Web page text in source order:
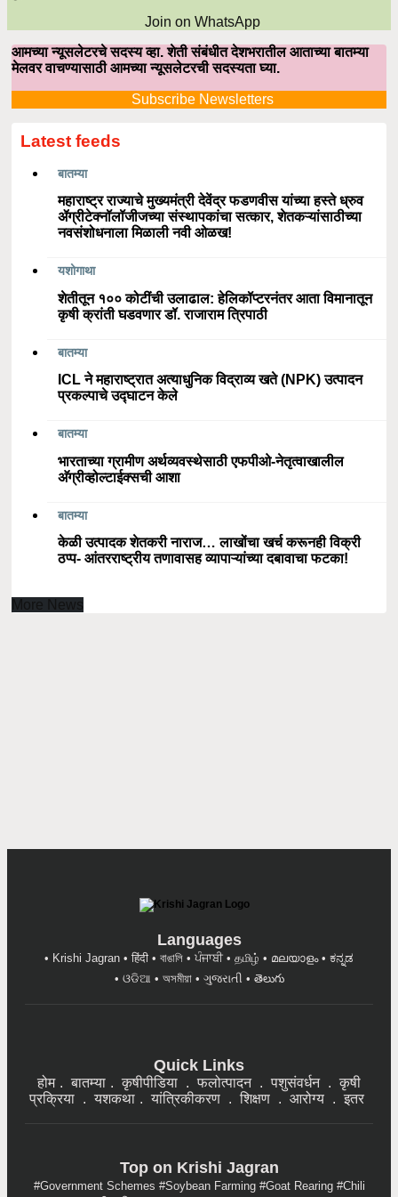
Join on WhatsApp
आमच्या न्यूसलेटरचे सदस्य व्हा. शेती संबंधीत देशभरातील आताच्या बातम्या
मेलवर वाचण्यासाठी आमच्या न्यूसलेटरची सदस्यता घ्या.
Subscribe Newsletters
Latest feeds
बातम्या
महाराष्ट्र राज्याचे मुख्यमंत्री देवेंद्र फडणवीस यांच्या हस्ते ध्रुव
ॲग्रीटेक्नॉलॉजीजच्या संस्थापकांचा सत्कार, शेतकऱ्यांसाठीच्या
नवसंशोधनाला मिळाली नवी ओळख!
यशोगाथा
शेतीतून १०० कोटींची उलाढाल: हेलिकॉप्टरनंतर आता विमानातून
कृषी क्रांती घडवणार डॉ. राजाराम त्रिपाठी
बातम्या
ICL ने महाराष्ट्रात अत्याधुनिक विद्राव्य खते (NPK) उत्पादन
प्रकल्पाचे उद्घाटन केले
बातम्या
भारताच्या ग्रामीण अर्थव्यवस्थेसाठी एफपीओ-नेतृत्वाखालील
अ‍ॅग्रीव्होल्टाईक्सची आशा
बातम्या
केळी उत्पादक शेतकरी नाराज… लाखोंचा खर्च करूनही विक्री
ठप्प- आंतरराष्ट्रीय तणावासह व्यापाऱ्यांच्या दबावाचा फटका!
More News
Languages
Krishi Jagran हिंदी বাঙালি ਪੰਜਾਬੀ தமிழ் മലയാളം
ಕನ್ನಡ
ଓଡିଆ
অসমীয়া ગુજરાતી తెలుగు
Quick Links
होम बातम्या कृषीपीडिया फलोत्पादन पशुसंवर्धन
कृषी
प्रक्रिया
यशकथा यांत्रिकीकरण शिक्षण आरोग्य इतर
Top on Krishi Jagran
Government Schemes Soybean Farming Goat Rearing
Chili